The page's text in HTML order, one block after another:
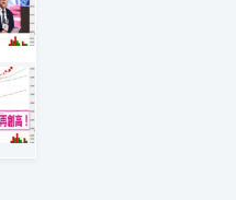
佳邦